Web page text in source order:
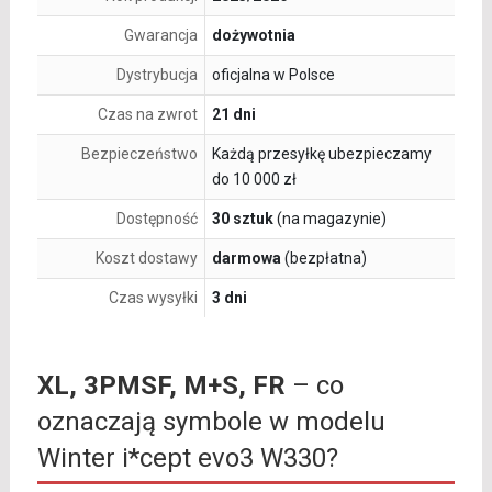
Gwarancja dożywotnia
Dystrybucja oficjalna w Polsce
Czas na zwrot 21 dni
Bezpieczeństwo
Każdą przesyłkę ubezpieczamy
do 10 000 zł
Dostępność 30 sztuk(na magazynie)
Koszt dostawy darmowa (bezpłatna)
Czas wysyłki 3 dni
XL, 3PMSF, M+S, FR – co
oznaczają symbole w modelu
Winter i*cept evo3 W330?